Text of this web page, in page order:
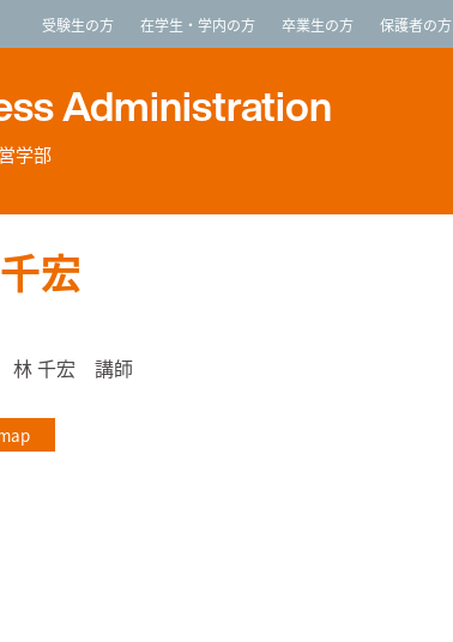
受験生の方 在学生・学内の方 卒業生の方 保護者の方
Administration
学部
宏
林 千宏 講師